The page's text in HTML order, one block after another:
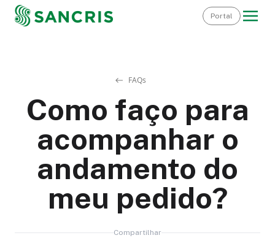
Portal
FAQs
Como faço para
acompanhar o
andamento do
meu pedido?
Compartilhar